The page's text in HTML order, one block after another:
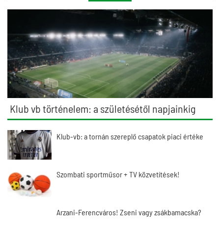
Klub vb történelem: a születésétől napjainkig
Klub-vb: a tornán szereplő csapatok piaci értéke
Szombati sportműsor + TV közvetítések!
Arzani-Ferencváros! Zseni vagy zsákbamacska?